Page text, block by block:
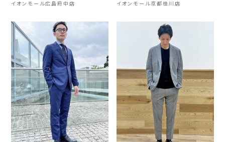
イオンモール広島府中店 イオンモール京都桂川店